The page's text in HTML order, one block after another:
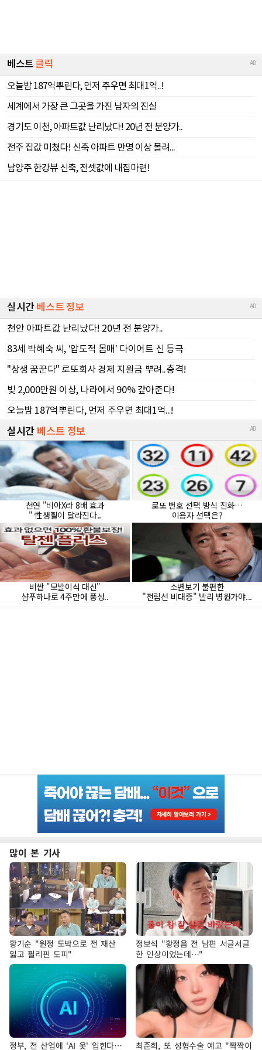
많이 본 기사
황기순 "원정 도박으로 전 재산
잃고 필리핀 도피"
정보석 "황정음 전 남편 서글서글
한 인상이었는데…"
정부, 전 산업에 'AI 옷' 입힌다… 최준희, 또 성형수술 예고 "짝짝이